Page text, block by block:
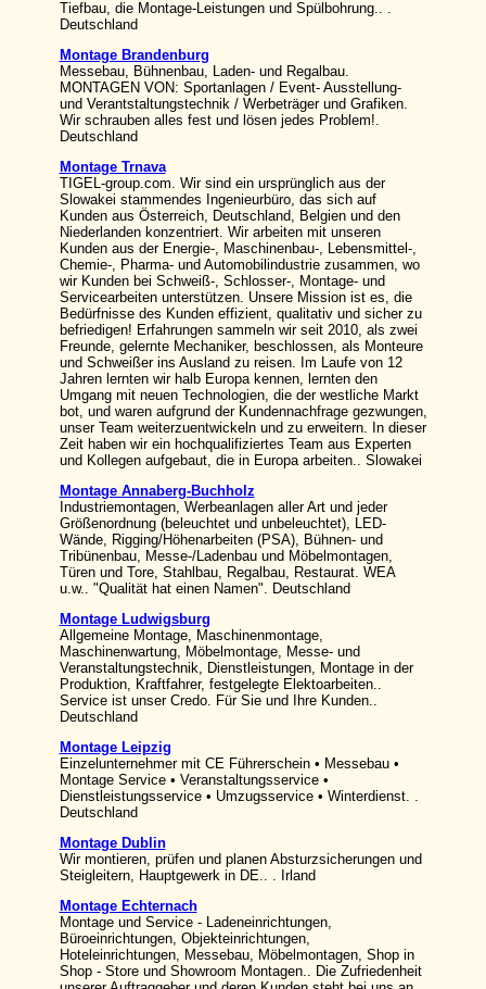
Tiefbau, die Montage-Leistungen und Spülbohrung.. .
Deutschland
Montage Brandenburg
Messebau, Bühnenbau, Laden- und Regalbau.
MONTAGEN VON: Sportanlagen / Event- Ausstellung-
und Verantstaltungstechnik / Werbeträger und Grafiken.
Wir schrauben alles fest und lösen jedes Problem!.
Deutschland
Montage Trnava
TIGEL-group.com. Wir sind ein ursprünglich aus der
Slowakei stammendes Ingenieurbüro, das sich auf
Kunden aus Österreich, Deutschland, Belgien und den
Niederlanden konzentriert. Wir arbeiten mit unseren
Kunden aus der Energie-, Maschinenbau-, Lebensmittel-,
Chemie-, Pharma- und Automobilindustrie zusammen, wo
wir Kunden bei Schweiß-, Schlosser-, Montage- und
Servicearbeiten unterstützen. Unsere Mission ist es, die
Bedürfnisse des Kunden effizient, qualitativ und sicher zu
befriedigen! Erfahrungen sammeln wir seit 2010, als zwei
Freunde, gelernte Mechaniker, beschlossen, als Monteure
und Schweißer ins Ausland zu reisen. Im Laufe von 12
Jahren lernten wir halb Europa kennen, lernten den
Umgang mit neuen Technologien, die der westliche Markt
bot, und waren aufgrund der Kundennachfrage gezwungen,
unser Team weiterzuentwickeln und zu erweitern. In dieser
Zeit haben wir ein hochqualifiziertes Team aus Experten
und Kollegen aufgebaut, die in Europa arbeiten.. Slowakei
Montage Annaberg-Buchholz
Industriemontagen, Werbeanlagen aller Art und jeder
Größenordnung (beleuchtet und unbeleuchtet), LED-
Wände, Rigging/Höhenarbeiten (PSA), Bühnen- und
Tribünenbau, Messe-/Ladenbau und Möbelmontagen,
Türen und Tore, Stahlbau, Regalbau, Restaurat. WEA
u.w.. "Qualität hat einen Namen". Deutschland
Montage Ludwigsburg
Allgemeine Montage, Maschinenmontage,
Maschinenwartung, Möbelmontage, Messe- und
Veranstaltungstechnik, Dienstleistungen, Montage in der
Produktion, Kraftfahrer, festgelegte Elektoarbeiten..
Service ist unser Credo. Für Sie und Ihre Kunden..
Deutschland
Montage Leipzig
Einzelunternehmer mit CE Führerschein • Messebau •
Montage Service • Veranstaltungsservice •
Dienstleistungsservice • Umzugsservice • Winterdienst. .
Deutschland
Montage Dublin
Wir montieren, prüfen und planen Absturzsicherungen und
Steigleitern, Hauptgewerk in DE.. . Irland
Montage Echternach
Montage und Service - Ladeneinrichtungen,
Büroeinrichtungen, Objekteinrichtungen,
Hoteleinrichtungen, Messebau, Möbelmontagen, Shop in
Shop - Store und Showroom Montagen.. Die Zufriedenheit